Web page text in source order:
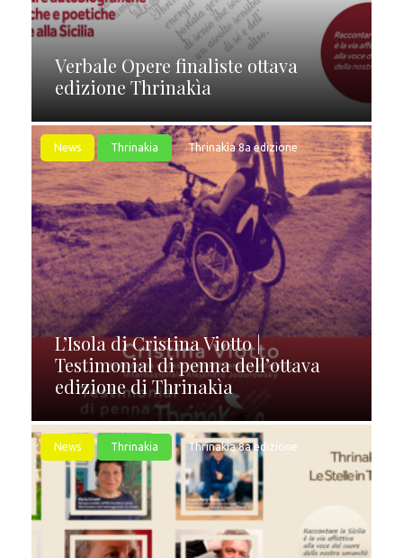
Verbale Opere finaliste ottava
edizione Thrinakìa
News Thrinakia Thrinakìa 8a edizione
L’Isola di Cristina Viotto |
Testimonial di penna dell’ottava
edizione di Thrinakìa
News Thrinakia Thrinakìa 8a edizione